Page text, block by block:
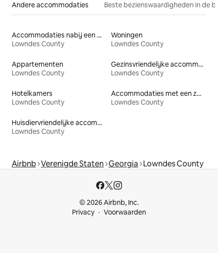
Andere accommodaties Beste bezienswaardigheden in de
Accommodaties nabij een meer
Lowndes County
Woningen
Lowndes County
Appartementen
Lowndes County
Gezinsvriendelijke accommodaties
Lowndes County
Hotelkamers
Lowndes County
Accommodaties met een zwembad
Lowndes County
Huisdiervriendelijke accommodaties
Lowndes County
Airbnb Verenigde Staten Georgia Lowndes County
© 2026 Airbnb, Inc.
Privacy
Voorwaarden